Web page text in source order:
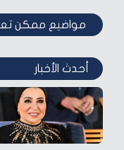
مواضيع ممكن
أحدث الأخبار